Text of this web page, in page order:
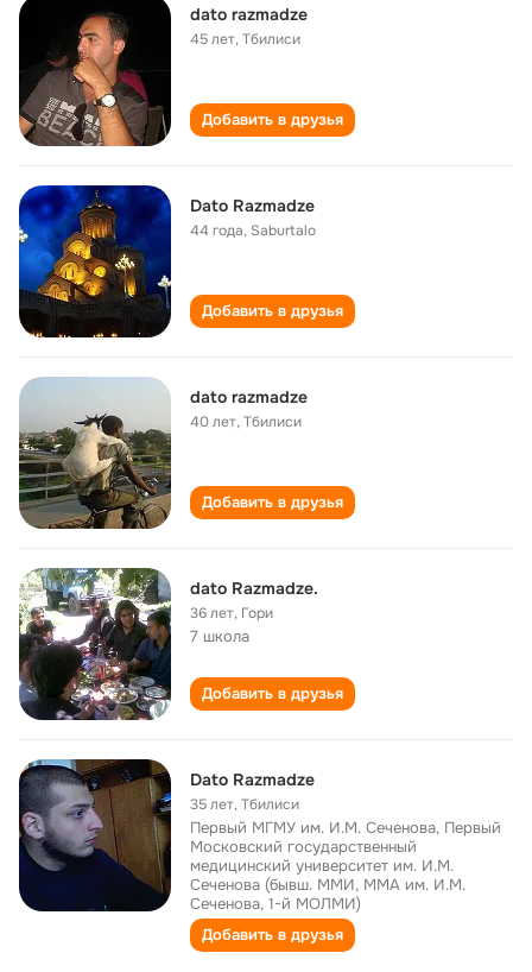
dato razmadze
45 лет,Тбилиси
Добавить в друзья
Dato Razmadze
44 года, Saburtalo
Добавить в друзья
dato razmadze
40 лет,Тбилиси
Добавить в друзья
dato Razmadze.
36 лет, Гори
7 школа
Добавить в друзья
Dato Razmadze
35 лет,Тбилиси
Первый МГМУ им. И.М. Сеченова, Первый
Московский государственный
медицинский университет им. И.М.
Сеченова (бывш. ММИ, ММА им. И.М.
Сеченова, 1-й МОЛМИ)
Добавить в друзья